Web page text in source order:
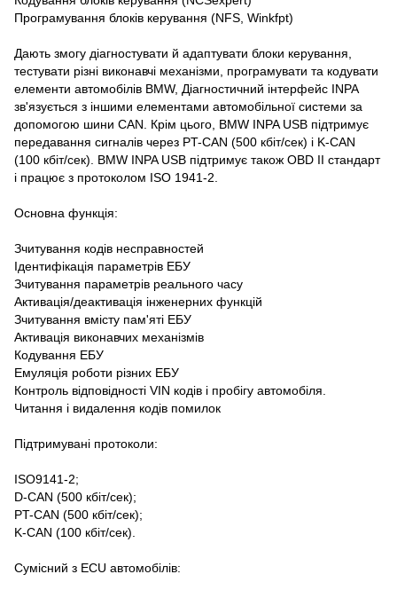
Програмування блоків керування (NFS, Winkfpt)
Дають змогу діагностувати й адаптувати блоки керування,
тестувати різні виконавчі механізми, програмувати та кодувати
елементи автомобілів BMW, Діагностичний інтерфейс INPA
зв'язується з іншими елементами автомобільної системи за
допомогою шини CAN. Крім цього, BMW INPA USB підтримує
передавання сигналів через PT-CAN (500 кбіт/сек) і K-CAN
(100 кбіт/сек). BMW INPA USB підтримує також OBD II стандарт
і працює з протоколом ISO 1941-2.
Основна функція:
Зчитування кодів несправностей
Ідентифікація параметрів ЕБУ
Зчитування параметрів реального часу
Активація/деактивація інженерних функцій
Зчитування вмісту пам'яті ЕБУ
Активація виконавчих механізмів
Кодування ЕБУ
Емуляція роботи різних ЕБУ
Контроль відповідності VIN кодів і пробігу автомобіля.
Читання і видалення кодів помилок
Підтримувані протоколи:
ISO9141-2;
D-CAN (500 кбіт/сек);
PT-CAN (500 кбіт/сек);
K-CAN (100 кбіт/сек).
Сумісний з ECU автомобілів: